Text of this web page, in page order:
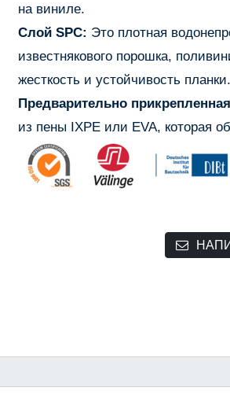
на виниле.
Слой SPC: Это плотная
известнякового порошка,
жесткость и устойчивость планки.
Предварительно
из пены IXPE или EVA, которая